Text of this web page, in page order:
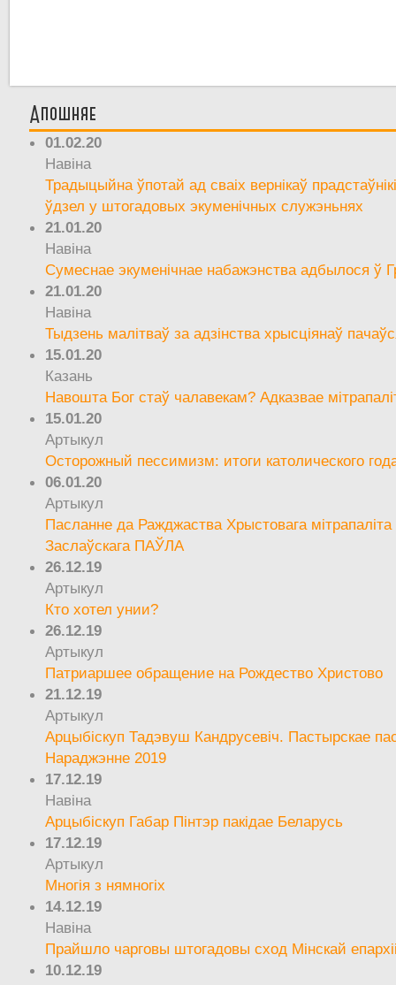
Апошняе
01.02.20
Навіна
Традыцыйна ўпотай ад сваіх вернікаў
ўдзел у штогадовых экуменічных служэньнях
21.01.20
Навіна
Сумеснае экуменічнае набажэнства адбылося ў
21.01.20
Навіна
Тыдзень малітваў за адзінства хрысціянаў
15.01.20
Казань
Навошта Бог стаў чалавекам? Адказвае
15.01.20
Артыкул
Осторожный пессимизм: итоги католического
06.01.20
Артыкул
Пасланне да Ражджаства Хрыстовага мітрапаліта
Заслаўскага ПАЎЛА
26.12.19
Артыкул
Кто хотел унии?
26.12.19
Артыкул
Патриаршее обращение на Рождество Христово
21.12.19
Артыкул
Арцыбіскуп Тадэвуш Кандрусевіч. Пастырскае
Нараджэнне 2019
17.12.19
Навіна
Арцыбіскуп Габар Пінтэр пакідае Беларусь
17.12.19
Артыкул
Многія з нямногіх
14.12.19
Навіна
Прайшло чарговы штогадовы сход Мінскай
10.12.19